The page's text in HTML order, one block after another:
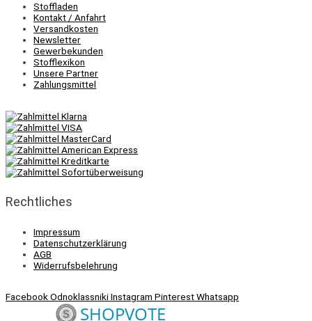
Stoffladen
Kontakt / Anfahrt
Versandkosten
Newsletter
Gewerbekunden
Stofflexikon
Unsere Partner
Zahlungsmittel
Rechtliches
Impressum
Datenschutzerklärung
AGB
Widerrufsbelehrung
FacebookOdnoklassnikiInstagram PinterestWhatsapp